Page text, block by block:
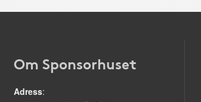
Om Sponsorhuset
Adress: